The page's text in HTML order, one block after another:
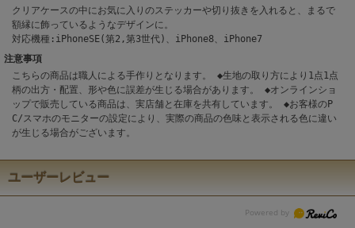
クリアケースの中にお気に入りのステッカーや切り抜きを入れると、まるで
額縁に飾っているようなデザインに。
対応機種:iPhoneSE(第2,第3世代)、iPhone8、iPhone7
注意事項
こちらの商品は職人による手作りとなります。 ◆生地の取り方により1点1点
柄の出方・配置、形や色に誤差が生じる場合があります。 ◆オンラインショ
ップで販売している商品は、実店舗と在庫を共有しています。 ◆お客様のP
C/スマホのモニターの設定により、実際の商品の色味と表示される色に違い
が生じる場合がございます。
ユーザーレビュー